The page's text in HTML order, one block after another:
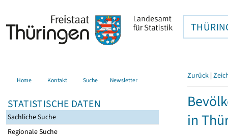
Home Kontakt Suche Newsletter
STATISTISCHE DATEN
Sachliche Suche
Regionale Suche
Zurück |
in